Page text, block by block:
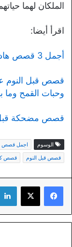
الملكان لهما
اقرأ أيضا:
أجمل 3 قصص هادئة قبل النوم لنسعدكِ ونسعد طفلكِ
قصص قبل النوم
وحبات القمح وما
قصص مضحكة قبل
الوسوم اجمل قصص
قصص قبل النوم
قصص